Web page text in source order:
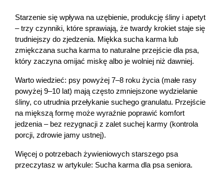
Starzenie się wpływa na uzębienie, produkcję śliny i apetyt
– trzy czynniki, które sprawiają, że twardy krokiet staje się
trudniejszy do zjedzenia. Miękka sucha karma lub
zmiękczana sucha karma to naturalne przejście dla psa,
który zaczyna omijać miskę albo je wolniej niż dawniej.
Warto wiedzieć: psy powyżej 7–8 roku życia (małe rasy
powyżej 9–10 lat) mają często zmniejszone wydzielanie
śliny, co utrudnia przełykanie suchego granulatu. Przejście
na miększą formę może wyraźnie poprawić komfort
jedzenia – bez rezygnacji z zalet suchej karmy (kontrola
porcji, zdrowie jamy ustnej).
Więcej o potrzebach żywieniowych starszego psa
przeczytasz w artykule: Sucha karma dla psa seniora.